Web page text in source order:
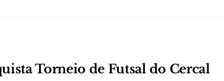
Torneio de Futsal do Cercal